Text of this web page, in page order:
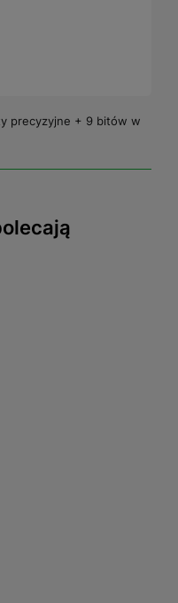
precyzyjne + 9 bitów w